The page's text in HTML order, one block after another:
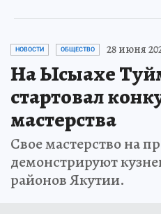
НОВОСТИ ОБЩЕСТВО 28 июня
На Ысыахе
стартовал
мастерства
Свое мастерство на
демонстрируют
районов Якутии.